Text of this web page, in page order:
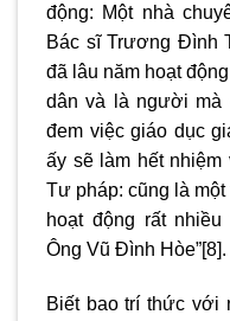
động: Một nhà
Bác sĩ Trương Đình
đã lâu năm hoạt
dân và là người mà
đem việc giáo dục
ấy sẽ làm hết
Tư pháp: cũng là
hoạt động rất
Ông Vũ Đình Hòe”[8].
Biết bao trí thức với